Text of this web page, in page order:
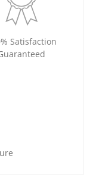
Satisfaction